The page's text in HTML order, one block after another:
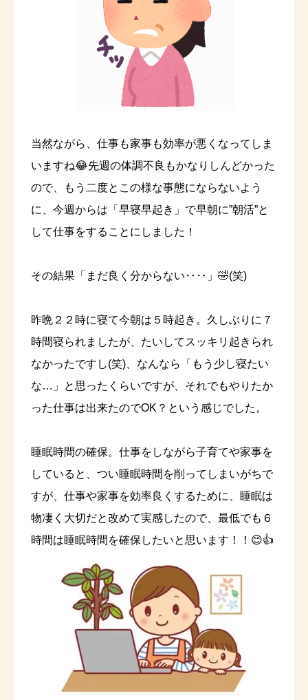
当然ながら、仕事も家事も効率が悪くなってしま
いますね😂先週の体調不良もかなりしんどかった
ので、もう二度とこの様な事態にならないよう
に、今週からは「早寝早起き」で早朝に”朝活”と
して仕事をすることにしました！
その結果「まだ良く分からない‥‥」🤣(笑)
昨晩２２時に寝て今朝は５時起き。久しぶりに７
時間寝られましたが、たいしてスッキリ起きられ
なかったですし(笑)、なんなら「もう少し寝たい
な…」と思ったくらいですが、それでもやりたか
った仕事は出来たのでOK？という感じでした。
睡眠時間の確保。仕事をしながら子育てや家事を
していると、つい睡眠時間を削ってしまいがちで
すが、仕事や家事を効率良くするために、睡眠は
物凄く大切だと改めて実感したので、最低でも６
時間は睡眠時間を確保したいと思います！！😊👍